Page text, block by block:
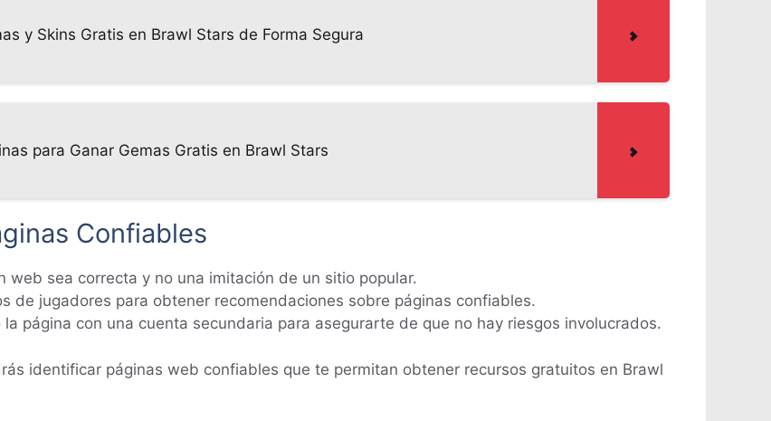
y Skins Gratis en Brawl Stars de Forma Segura
para Ganar Gemas Gratis en Brawl Stars
Confiables
web sea correcta y no una imitación de un sitio popular.
de jugadores para obtener recomendaciones sobre páginas confiables.
página con una cuenta secundaria para asegurarte de que no hay riesgos involucrados.
identificar páginas web confiables que te permitan obtener recursos gratuitos en Brawl